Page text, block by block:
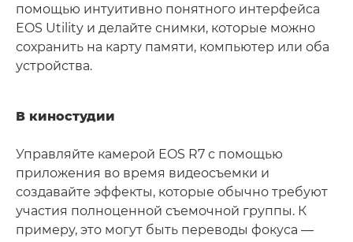
помощью интуитивно понятного интерфейса
EOS Utility и делайте снимки, которые можно
сохранить на карту памяти, компьютер или оба
устройства.
В киностудии
Управляйте камерой EOS R7 с помощью
приложения во время видеосъемки и
создавайте эффекты, которые обычно требуют
участия полноценной съемочной группы. К
примеру, это могут быть переводы фокуса —